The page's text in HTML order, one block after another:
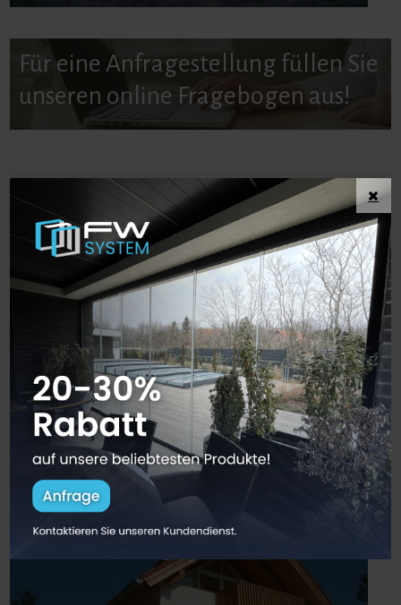
Für eine Anfragestellung füllen Sie
unseren online Fragebogen aus!
Referenz Arbeiten